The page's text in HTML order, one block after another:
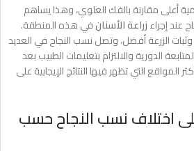
أعلى مقارنة بالفك العلوي، وهذا يساهم
عند إجراءزراعة الأسنانفي هذه المنطقة.
الزرعة أفضل، وتصل نسب النجاح في العديد
إلى 95–98٪ مع المتابعة الدورية والالتزام بتعليمات الطبيب بعد
المواقع التي تظهر فيها النتائج الإيجابية على
اختلاف نسب النجاح حسب